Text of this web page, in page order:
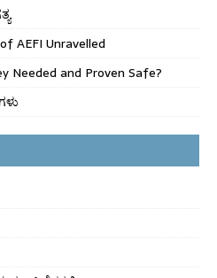
AEFI Unravelled
Needed and Proven Safe?